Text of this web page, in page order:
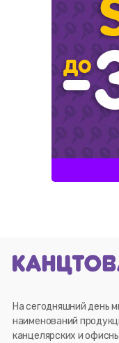
На сегодняшний день
наименований
канцелярских и